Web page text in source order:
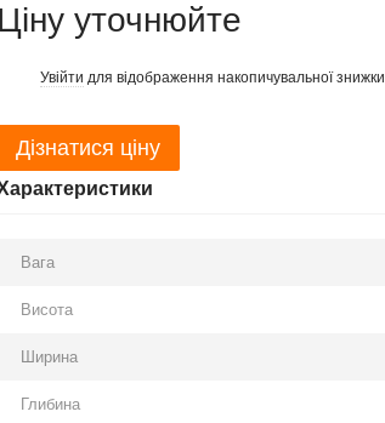
Ціну уточнюйте
Увійти для відображення накопичувальної знижки
Дізнатися ціну
Вага
Висота
Ширина
Глибина